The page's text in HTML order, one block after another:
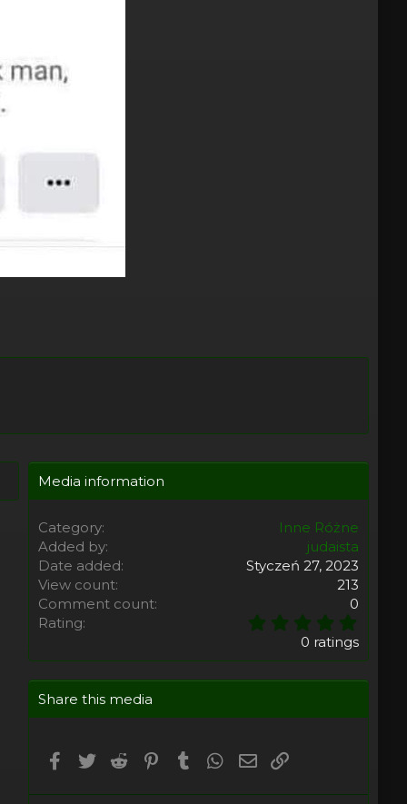
Media information
Category
Inne Różne
Added by
judaista
Date added
Styczeń 27, 2023
View count
213
Comment count
0
Rating
,
s
a
0 ratings
Share this media
Facebook
TwitterReddit PinterestTumblrWhatsApp
Email